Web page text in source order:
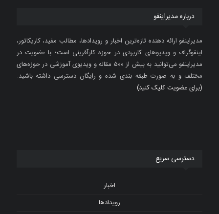
درباره مدیراینفو
مدیراینفو ارائه دهنده تازه‌ترین اخبار و رویدادها، مطالب مفید، کاریکاتور،
اینفوگراف و ویدیوهای کاربردی در حوزه کارآفرینی است؛ با عضویت در
مدیراینفو می‌توانید به بیش از ۵۰۰ مقاله و ویدیوی آموزشی در حوزه‌های
مختلف و به صورت طبقه بندی شده و رایگان دسترسی داشته باشید.
(برای عضویت کلیک کنید)
دسترسی سریع
اخبار
رویدادها